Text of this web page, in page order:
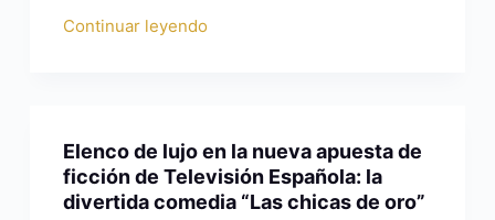
Continuar leyendo
Elenco de lujo en la nueva apuesta de
ficción de Televisión Española: la
divertida comedia “Las chicas de oro”